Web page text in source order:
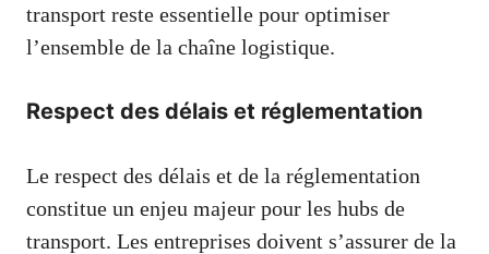
transport reste essentielle pour optimiser
l’ensemble de la chaîne logistique.
Respect des délais et réglementation
Le respect des délais et de la réglementation
constitue un enjeu majeur pour les hubs de
transport. Les entreprises doivent s’assurer de la